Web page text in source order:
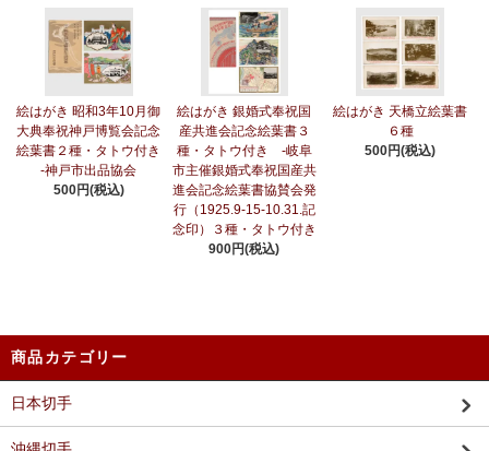
絵はがき 昭和3年10月御
大典奉祝神戸博覧会記念
絵葉書２種・タトウ付き
-神戸市出品協会
500円(税込)
絵はがき 銀婚式奉祝国
産共進会記念絵葉書３
種・タトウ付き -岐阜
市主催銀婚式奉祝国産共
進会記念絵葉書協賛会発
行（1925.9-15-10.31.記
念印）３種・タトウ付き
900円(税込)
絵はがき 天橋立絵葉書
６種
500円(税込)
商品カテゴリー
日本切手